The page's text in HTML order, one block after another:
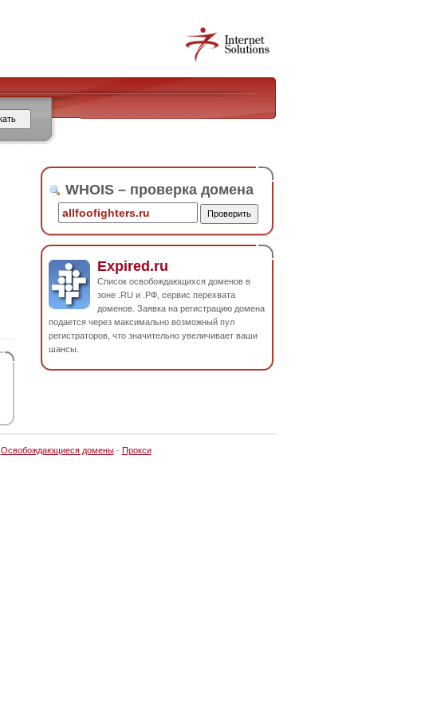
WHOIS – проверка домена
Expired.ru
Список освобождающихся доменов в
зоне .RU и .РФ, сервис перехвата
доменов. Заявка на регистрацию домена
подается через максимально возможный пул
регистраторов, что значительно увеличивает ваши
шансы.
Освобождающиеся домены· Прокси